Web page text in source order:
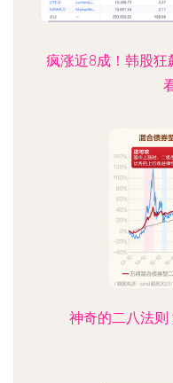
疯涨近8成！韩股狂
神奇的二八法则